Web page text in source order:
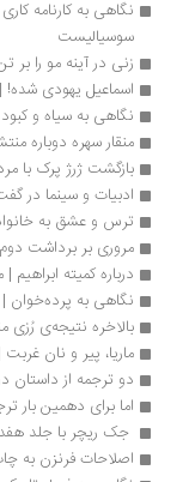
سوسیالیست
زنی در آینه مو را بر تن
اسماعیل یهودی شده! |
نگاهی به سیاه و کبود |
منقار سهره دوباره منتشر شد
بازگشت ژرژ پرک با مردی
ادبیات و سینما در گفت‌وگو
ترس و عشق به خانواده
مروری بر برداشت دوم
درباره کمیته ابراهیم |
نگاهی به پرده‌خوان | امیره
بالاخره نتیجه‌ی رُزی منتشر
ماریا، پیر و نان غربت |
دو ترجمه از داستان دو شهر
اما برای دهمین بار ترجمه شد
جک ریچر با جلد هفدهم
اصلاحات فرنزن به چاپ